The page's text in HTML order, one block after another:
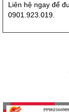
Liên hệ ngay để
0901.923.019.